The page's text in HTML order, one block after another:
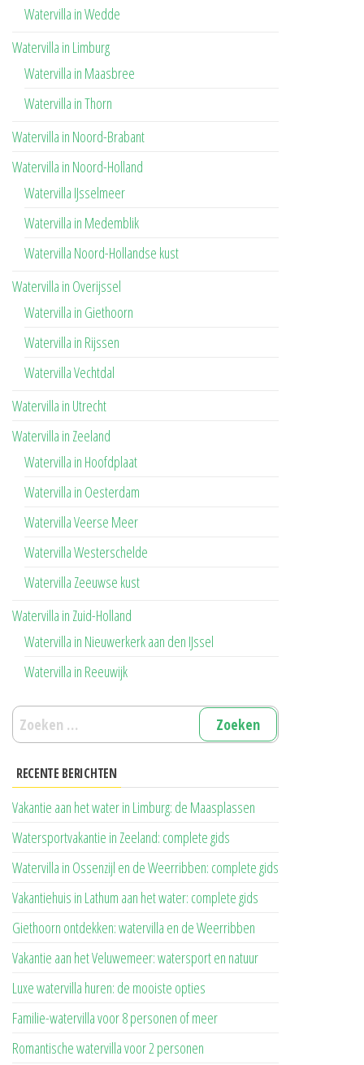
Watervilla in Wedde
Watervilla in Limburg
Watervilla in Maasbree
Watervilla in Thorn
Watervilla in Noord-Brabant
Watervilla in Noord-Holland
Watervilla IJsselmeer
Watervilla in Medemblik
Watervilla Noord-Hollandse kust
Watervilla in Overijssel
Watervilla in Giethoorn
Watervilla in Rijssen
Watervilla Vechtdal
Watervilla in Utrecht
Watervilla in Zeeland
Watervilla in Hoofdplaat
Watervilla in Oesterdam
Watervilla Veerse Meer
Watervilla Westerschelde
Watervilla Zeeuwse kust
Watervilla in Zuid-Holland
Watervilla in Nieuwerkerk aan den IJssel
Watervilla in Reeuwijk
Zoeken
naar:
RECENTE BERICHTEN
Vakantie aan het water in Limburg: de Maasplassen
Watersportvakantie in Zeeland: complete gids
Watervilla in Ossenzijl en de Weerribben: complete gids
Vakantiehuis in Lathum aan het water: complete gids
Giethoorn ontdekken: watervilla en de Weerribben
Vakantie aan het Veluwemeer: watersport en natuur
Luxe watervilla huren: de mooiste opties
Familie-watervilla voor 8 personen of meer
Romantische watervilla voor 2 personen